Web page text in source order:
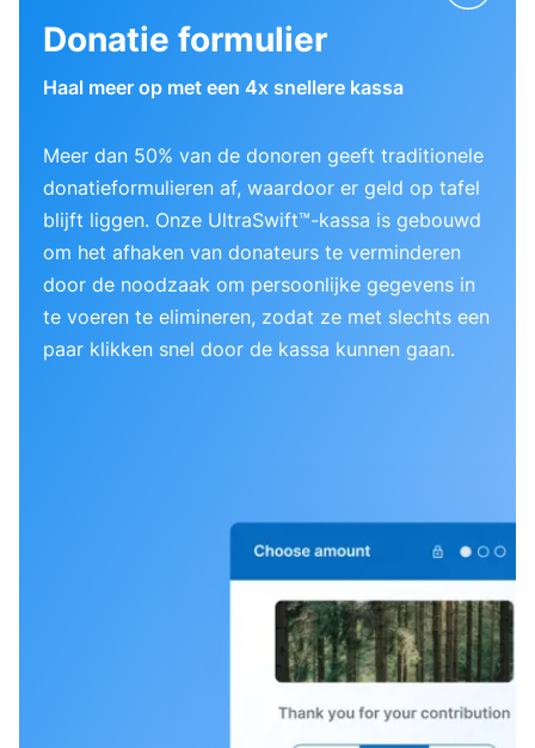
Donatie formulier
Haal meer op met een 4x snellere kassa
Meer dan 50% van de donoren geeft traditionele
donatieformulieren af, waardoor er geld op tafel
blijft liggen. Onze UltraSwift™-kassa is gebouwd
om het afhaken van donateurs te verminderen
door de noodzaak om persoonlijke gegevens in
te voeren te elimineren, zodat ze met slechts een
paar klikken snel door de kassa kunnen gaan.